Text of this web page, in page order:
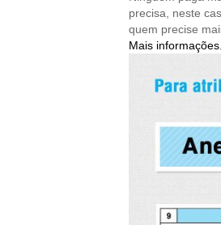
precisa, neste
quem precise
Mais informações.